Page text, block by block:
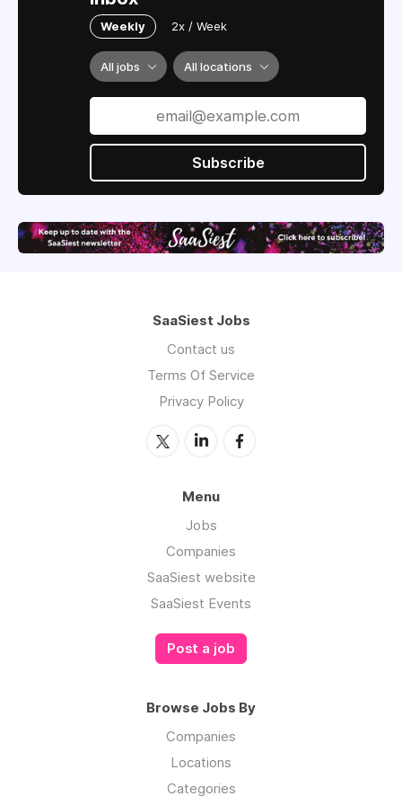
Weekly 2x / Week
All jobs All locations
Subscribe
SaaSiest Jobs
Contact us
Terms Of Service
Privacy Policy
Menu
Jobs
Companies
SaaSiest website
SaaSiest Events
Post a job
Browse Jobs By
Companies
Locations
Categories